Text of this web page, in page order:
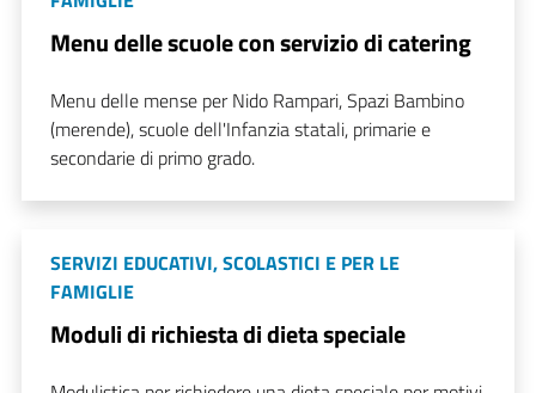
Menu delle scuole con servizio di catering
Menu delle mense per Nido Rampari, Spazi Bambino
(merende), scuole dell'Infanzia statali, primarie e
secondarie di primo grado.
SERVIZI EDUCATIVI, SCOLASTICI E PER LE
FAMIGLIE
Moduli di richiesta di dieta speciale